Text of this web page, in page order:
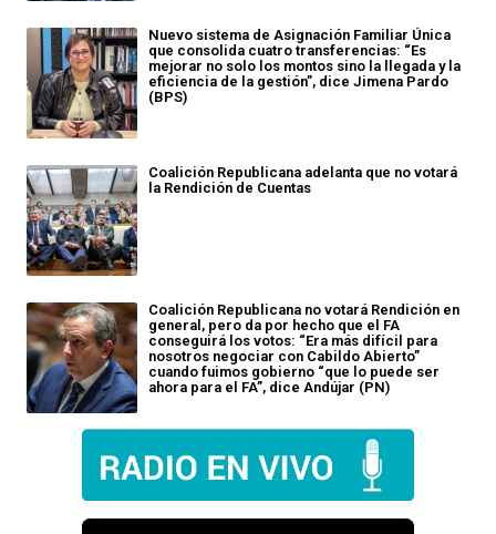
Nuevo sistema de Asignación Familiar Única
que consolida cuatro transferencias: “Es
mejorar no solo los montos sino la llegada y la
eficiencia de la gestión”, dice Jimena Pardo
(BPS)
Coalición Republicana adelanta que no votará
la Rendición de Cuentas
Coalición Republicana no votará Rendición en
general, pero da por hecho que el FA
conseguirá los votos: “Era más difícil para
nosotros negociar con Cabildo Abierto”
cuando fuimos gobierno “que lo puede ser
ahora para el FA”, dice Andújar (PN)